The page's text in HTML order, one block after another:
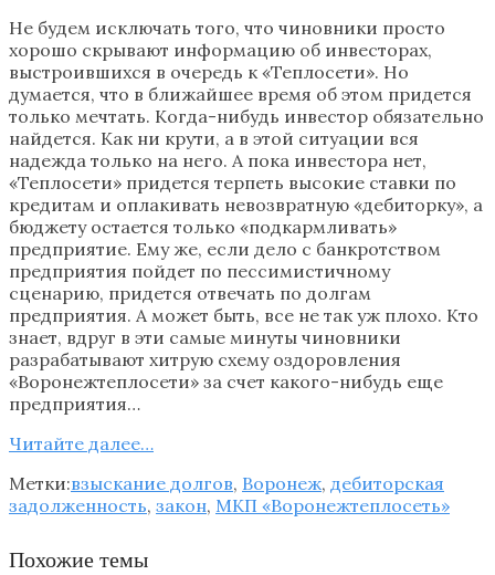
Не будем исключать того, что чиновники просто
хорошо скрывают информацию об инвесторах,
выстроившихся в очередь к «Теплосети». Но
думается, что в ближайшее время об этом придется
только мечтать. Когда-нибудь инвестор обязательно
найдется. Как ни крути, а в этой ситуации вся
надежда только на него. А пока инвестора нет,
«Теплосети» придется терпеть высокие ставки по
кредитам и оплакивать невозвратную «дебиторку», а
бюджету остается только «подкармливать»
предприятие. Ему же, если дело с банкротством
предприятия пойдет по пессимистичному
сценарию, придется отвечать по долгам
предприятия. А может быть, все не так уж плохо. Кто
знает, вдруг в эти самые минуты чиновники
разрабатывают хитрую схему оздоровления
«Воронежтеплосети» за счет какого-нибудь еще
предприятия…
Читайте далее…
Метки:взыскание долгов, Воронеж, дебиторская
задолженность, закон, МКП «Воронежтеплосеть»
Похожие темы